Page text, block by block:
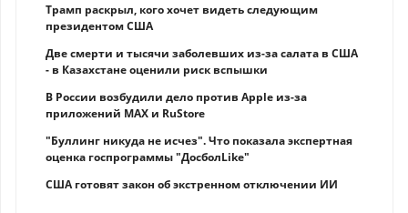
Трамп раскрыл, кого хочет видеть следующим
президентом США
Две смерти и тысячи заболевших из-за салата в США
- в Казахстане оценили риск вспышки
В России возбудили дело против Apple из-за
приложений MAX и RuStore
"Буллинг никуда не исчез". Что показала экспертная
оценка госпрограммы "ДосболLike"
США готовят закон об экстренном отключении ИИ